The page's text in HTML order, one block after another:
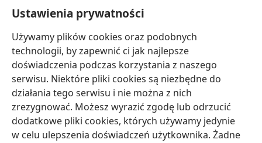
Ustawienia prywatności
Używamy plików cookies oraz podobnych
technologii, by zapewnić ci jak najlepsze
doświadczenia podczas korzystania z naszego
serwisu. Niektóre pliki cookies są niezbędne do
działania tego serwisu i nie można z nich
zrezygnować. Możesz wyrazić zgodę lub odrzucić
dodatkowe pliki cookies, których używamy jedynie
w celu ulepszenia doświadczeń użytkownika. Żadne
pomóc mu w dokonaniu wyboru stosownie do jego stanu zdrowia, życzeń,
wartości i przekonań. Nie wszystkie wymienione strategie są odpowiednie dla
wszystkich chorych i nie wszystkie są przez nich akceptowane.
W sprawie leczenia lub stanu zdrowia pacjenci zawsze powinni zasięgać
informacji u swojego lekarza lub innego wykwalifikowanego pracownika opieki
zdrowotnej. Jeżeli podejrzewasz, że jesteś chory, zgłoś się do lekarza.
Korzystanie z tego serwisu internetowego jest ograniczone warunkami jego
użytkowania.